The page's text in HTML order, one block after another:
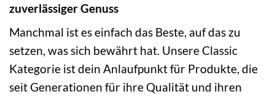
zuverlässiger Genuss
Manchmal ist es einfach das Beste, auf das zu
setzen, was sich bewährt hat. Unsere Classic
Kategorie ist dein Anlaufpunkt für Produkte, die
seit Generationen für ihre Qualität und ihren